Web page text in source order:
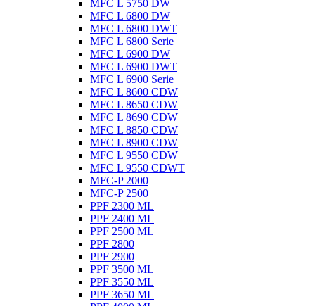
MFC L 5750 DW
MFC L 6800 DW
MFC L 6800 DWT
MFC L 6800 Serie
MFC L 6900 DW
MFC L 6900 DWT
MFC L 6900 Serie
MFC L 8600 CDW
MFC L 8650 CDW
MFC L 8690 CDW
MFC L 8850 CDW
MFC L 8900 CDW
MFC L 9550 CDW
MFC L 9550 CDWT
MFC-P 2000
MFC-P 2500
PPF 2300 ML
PPF 2400 ML
PPF 2500 ML
PPF 2800
PPF 2900
PPF 3500 ML
PPF 3550 ML
PPF 3650 ML